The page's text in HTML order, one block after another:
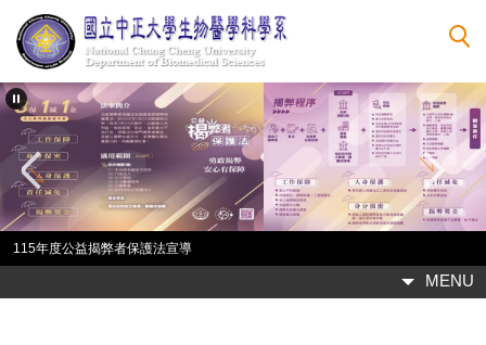
跳
到
主
要
內
容
區
115年度公益揭弊者保護法宣導
MENU